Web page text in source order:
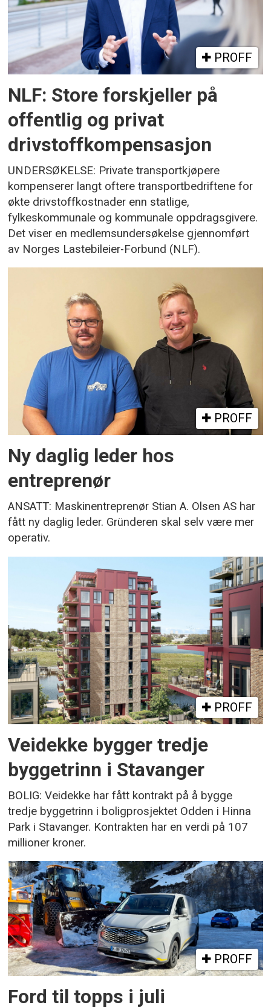
PROFF
NLF: Store forskjeller på
offentlig og privat
drivstoffkompensasjon
UNDERSØKELSE: Private transportkjøpere
kompenserer langt oftere transportbedriftene for
økte drivstoffkostnader enn statlige,
fylkeskommunale og kommunale oppdragsgivere.
Det viser en medlemsundersøkelse gjennomført
av Norges Lastebileier-Forbund (NLF).
PROFF
Ny daglig leder hos
entreprenør
ANSATT: Maskinentreprenør Stian A. Olsen AS har
fått ny daglig leder. Gründeren skal selv være mer
operativ.
PROFF
Veidekke bygger tredje
byggetrinn i Stavanger
BOLIG: Veidekke har fått kontrakt på å bygge
tredje byggetrinn i boligprosjektet Odden i Hinna
Park i Stavanger. Kontrakten har en verdi på 107
millioner kroner.
PROFF
Ford til topps i juli